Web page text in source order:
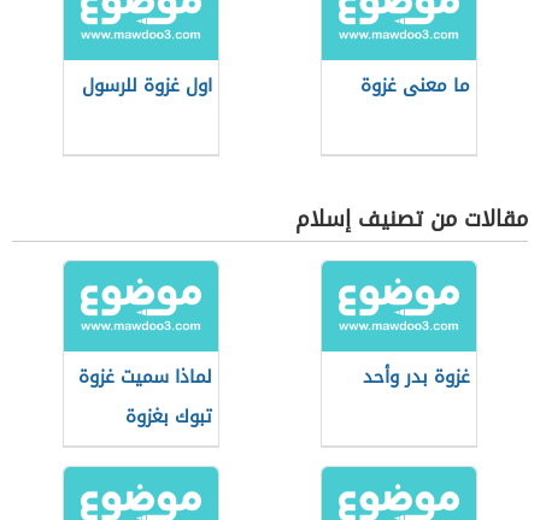
ما معنى غزوة اول غزوة للرسول
مقالات من تصنيف إسلام
غزوة بدر وأحد
لماذا سميت غزوة
تبوك بغزوة
العسرة